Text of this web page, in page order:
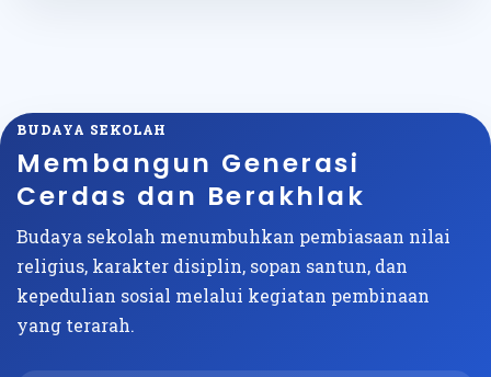
BUDAYA SEKOLAH
Membangun Generasi
Cerdas dan Berakhlak
Budaya sekolah menumbuhkan pembiasaan nilai
religius, karakter disiplin, sopan santun, dan
kepedulian sosial melalui kegiatan pembinaan
yang terarah.